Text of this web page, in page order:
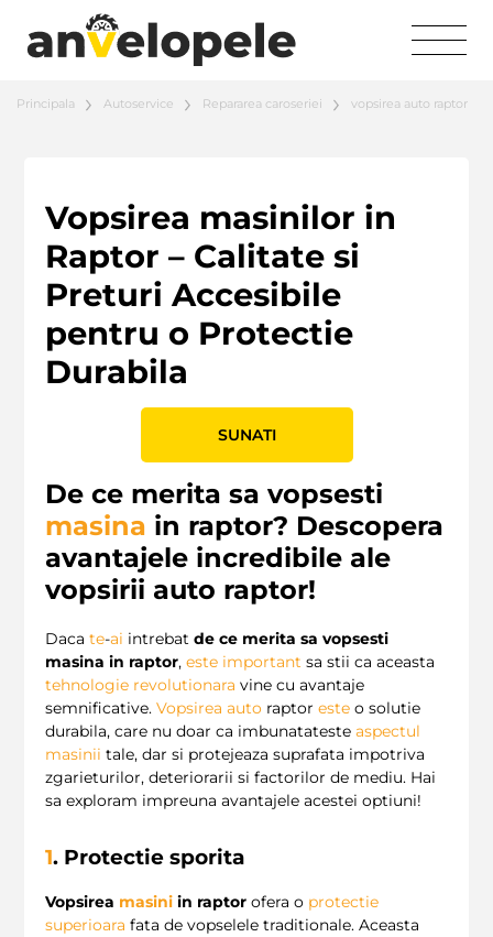
Principala Autoservice Repararea caroseriei vopsirea auto raptor
Vopsirea masinilor in
Raptor – Calitate si
Preturi Accesibile
pentru o Protectie
Durabila
SUNATI
De ce merita sa vopsesti
masina in raptor? Descopera
avantajele incredibile ale
vopsirii auto raptor!
Daca te-ai intrebat de ce merita sa vopsesti
masina in raptor, este important sa stii ca aceasta
tehnologie revolutionara vine cu avantaje
semnificative. Vopsirea auto raptor este o solutie
durabila, care nu doar ca imbunatateste aspectul
masinii tale, dar si protejeaza suprafata impotriva
zgarieturilor, deteriorarii si factorilor de mediu. Hai
sa exploram impreuna avantajele acestei optiuni!
1. Protectie sporita
Vopsirea masini in raptor ofera o protectie
superioara fata de vopselele traditionale. Aceasta